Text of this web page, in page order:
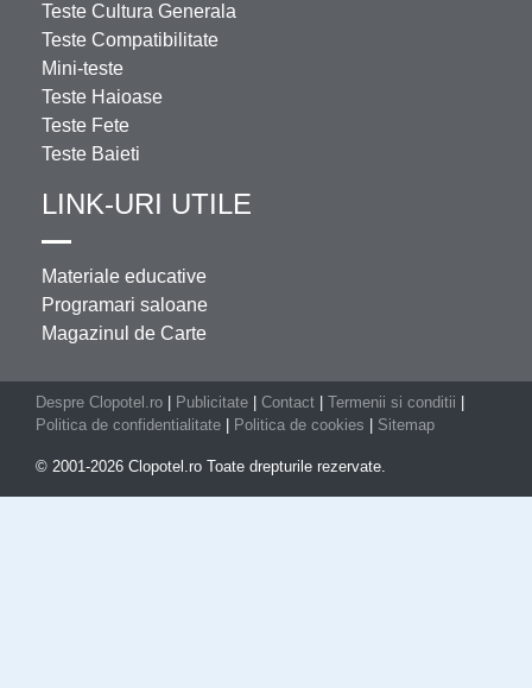
Teste Cultura Generala
Teste Compatibilitate
Mini-teste
Teste Haioase
Teste Fete
Teste Baieti
LINK-URI UTILE
Materiale educative
Programari saloane
Magazinul de Carte
Despre Clopotel.ro Publicitate Contact Termenii si conditii
Politica de confidentialitate
Politica de cookies Sitemap
© 2001-2026 Clopotel.ro Toate drepturile rezervate.